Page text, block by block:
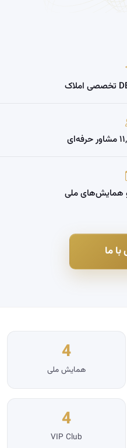
همایش‌های ملی
ما
4
همایش ملی
4
VIP Club